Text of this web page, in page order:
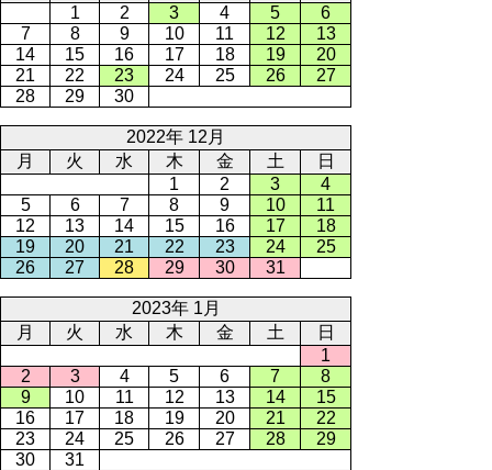
1
2 3 4 5
6
7
8 9 10 11 12
13
14
15 16 17 18 19
20
21
22 23 24 25 26
27
28
29 30
2022年 12月
月
火 水 木 金 土
日
1
2 3
4
5
6 7 8 9 10
11
12
13 14 15 16 17
18
19
20 21 22 23 24
25
26
27 28 29 30 31
2023年 1月
月
火 水 木 金 土
日
1
2
3 4 5 6 7
8
9
10 11 12 13 14
15
16
17 18 19 20 21
22
23
24 25 26 27 28
29
30
31